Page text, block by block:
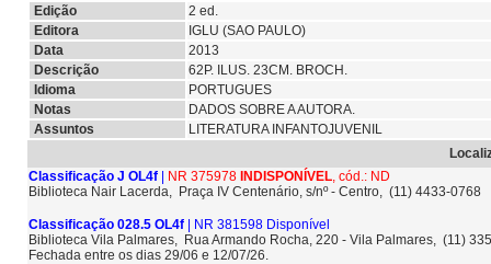
Edição
2 ed.
Editora
IGLU (SAO PAULO)
Data
2013
Descrição
62P. ILUS. 23CM. BROCH.
Idioma
PORTUGUES
Notas
DADOS SOBRE A AUTORA.
Assuntos
LITERATURA INFANTOJUVENIL
Classificação J OL4f
NR 375978 INDISPONÍVEL, cód.: ND
Biblioteca Nair Lacerda, Praça IV Centenário, s/nº - Centro, (11) 4433-0768
Classificação 028.5 OL4f | NR 381598 Disponível
Biblioteca Vila Palmares, Rua Armando Rocha, 220 - Vila Palmares, (11)
Fechada entre os dias 29/06 e 12/07/26.